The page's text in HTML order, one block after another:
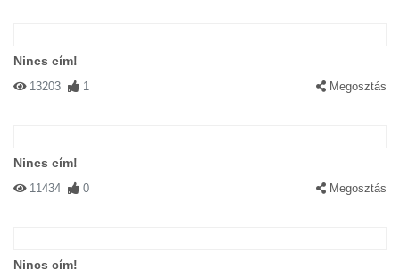
Nincs cím!
13203 1 Megosztás
Nincs cím!
11434 0 Megosztás
Nincs cím!